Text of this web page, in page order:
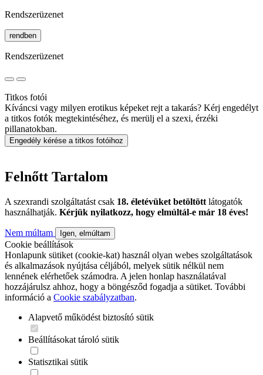
Rendszerüzenet
rendben
Rendszerüzenet
Titkos fotói
Kíváncsi vagy milyen erotikus képeket rejt a takarás? Kérj engedélyt
a titkos fotók megtekintéséhez, és merülj el a szexi, érzéki
pillanatokban.
Engedély kérése a titkos fotóihoz
Felnőtt Tartalom
A szexrandi szolgáltatást csak 18. életévüket betöltött látogatók
használhatják. Kérjük nyilatkozz, hogy elmúltál-e már 18 éves!
Nem múltam Igen, elmúltam
Cookie beállítások
Honlapunk sütiket (cookie-kat) használ olyan webes szolgáltatások
és alkalmazások nyújtása céljából, melyek sütik nélkül nem
lennének elérhetőek számodra. A jelen honlap használatával
hozzájárulsz ahhoz, hogy a böngésződ fogadja a sütiket. További
információ a Cookie szabályzatban.
Alapvető működést biztosító sütik
Beállításokat tároló sütik
Statisztikai sütik